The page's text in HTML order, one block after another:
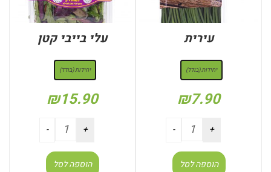
עירית
יחידות (בודד)
₪7.90
הוספה לסל
עלי בייבי קטן
יחידות (בודד)
₪15.90
הוספה לסל